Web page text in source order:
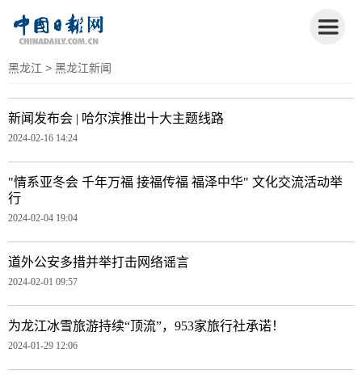
黑龙江 > 黑龙江新闻
新闻发布会 | 哈尔滨推出十大主题线路
2024-02-16 14:24
"情系亚冬会 千年万福 接福传福 福泽中华" 文化交流活动举
行
2024-02-04 19:04
道外公安多措并举打击网络谣言
2024-02-01 09:57
为龙江冰雪旅游持续“顶流”，953家旅行社承诺！
2024-01-29 12:06